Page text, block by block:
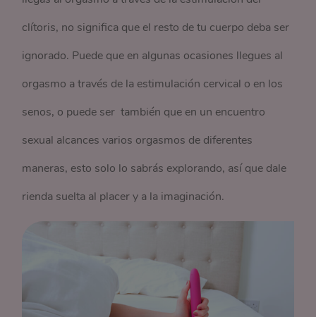
clítoris, no significa que el resto de tu cuerpo deba ser
ignorado. Puede que en algunas ocasiones llegues al
orgasmo a través de la estimulación cervical o en los
senos, o puede ser también que en un encuentro
sexual alcances varios orgasmos de diferentes
maneras, esto solo lo sabrás explorando, así que dale
rienda suelta al placer y a la imaginación.